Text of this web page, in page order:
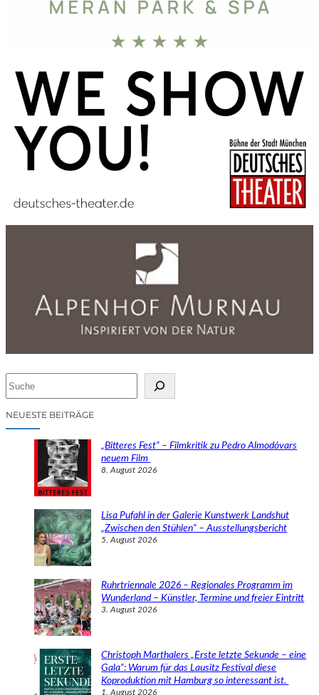
cNEUESTE BEITRÄGE
„Bitteres Fest“ – Filmkritik zu Pedro Almodóvars
neuem Film
8. August 2026
Lisa Pufahl in der Galerie Kunstwerk Landshut
„Zwischen den Stühlen“ – Ausstellungsbericht
5. August 2026
Ruhrtriennale 2026 – Regionales Programm im
Wunderland – Künstler, Termine und freier Eintritt
3. August 2026
Christoph Marthalers „Erste letzte Sekunde – eine
Gala“: Warum für das Lausitz Festival diese
Koproduktion mit Hamburg so interessant ist.
1. August 2026